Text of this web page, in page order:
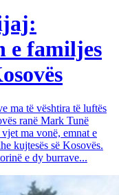
e familjes
ma të vështira të luftës
ranë Mark Tunë
ma vonë, emnat e
kujtesës së Kosovës.
e dy burrave...